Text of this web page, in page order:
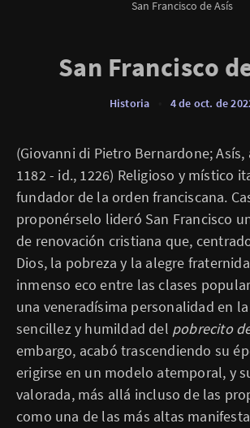
San Francisco de Asís
San Francisco
Historia 4 de oct. de
(Giovanni di Pietro Bernardone;
1182 - id., 1226) Religioso y místico
fundador de la orden franciscana.
proponérselo lideró San Francisco
de renovación cristiana que,
Dios, la pobreza y la alegre
inmenso eco entre las clases
una veneradísima personalidad en la
sencillez y humildad del pobrecito
embargo, acabó trascendiendo su
erigirse en un modelo atemporal, y
valorada, más allá incluso de las
como una de las más altas